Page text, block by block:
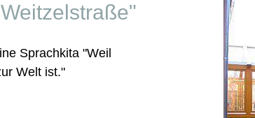
Sprachkita "Weil
Welt ist."